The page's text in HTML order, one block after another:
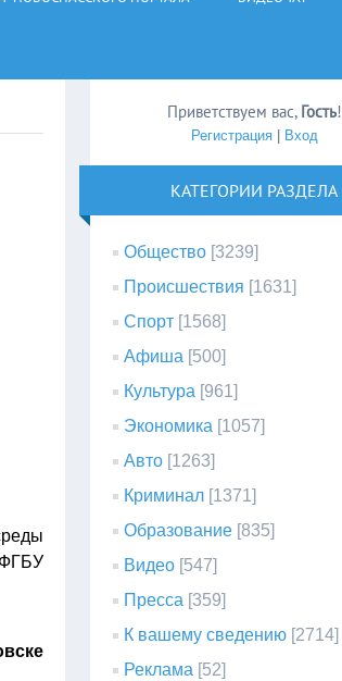
Приветствуем вас, Гость!
Регистрация| Вход
КАТЕГОРИИ РАЗДЕЛА
Общество [3239]
Происшествия [1631]
Спорт [1568]
Афиша [500]
Культура [961]
Экономика [1057]
Авто [1263]
Криминал [1371]
Образование [835]
Видео [547]
Пресса [359]
К вашему сведению [2714]
Реклама [52]